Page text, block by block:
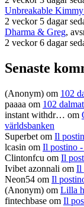
Unbreakable
2 veckor 5 dagar
Dharma & Greg,
2 veckor 6 dagar
Senaste
(Anonym) om 102
paaaa om 102
instant withdr… om
världsbanken
Superbet om Il
lcasin om Il postino
Clintonfcu om Il
Ivibet azonnali om Il
Neon54 om Il
(Anonym) om Lilla
fintechbase om Il